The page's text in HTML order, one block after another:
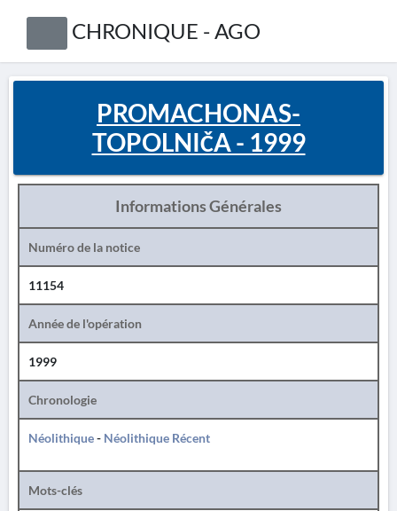
CHRONIQUE - AGO
PROMACHONAS-
TOPOLNIČA - 1999
Informations Générales
Numéro de la notice
11154
Année de l'opération
1999
Chronologie
Néolithique- Néolithique Récent
Mots-clés